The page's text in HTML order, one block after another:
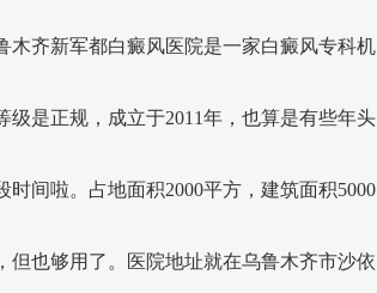
木齐新军都白癜风医院是一家白癜风专科机
是正规，成立于2011年，也算是有些年头
间啦。占地面积2000平方，建筑面积5000
但也够用了。医院地址就在乌鲁木齐市沙依